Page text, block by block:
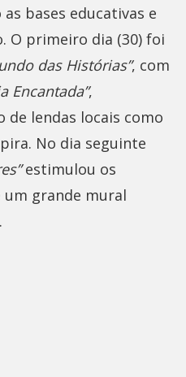
bases educativas e
O primeiro dia (30) foi
das Histórias”, com
Encantada”,
de lendas locais como
No dia seguinte
estimulou os
um grande mural